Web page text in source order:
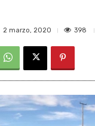
2 marzo, 2020 398